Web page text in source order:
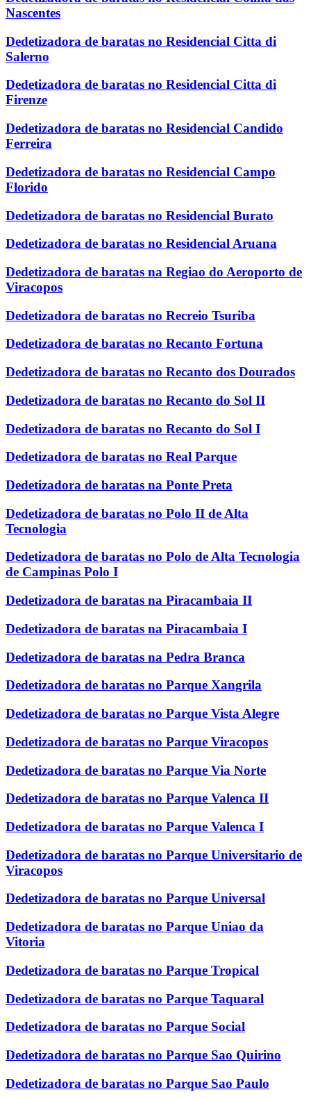
Nascentes
Dedetizadora de baratas no Residencial Citta di
Salerno
Dedetizadora de baratas no Residencial Citta di
Firenze
Dedetizadora de baratas no Residencial Candido
Ferreira
Dedetizadora de baratas no Residencial Campo
Florido
Dedetizadora de baratas no Residencial Burato
Dedetizadora de baratas no Residencial Aruana
Dedetizadora de baratas na Regiao do Aeroporto de
Viracopos
Dedetizadora de baratas no Recreio Tsuriba
Dedetizadora de baratas no Recanto Fortuna
Dedetizadora de baratas no Recanto dos Dourados
Dedetizadora de baratas no Recanto do Sol II
Dedetizadora de baratas no Recanto do Sol I
Dedetizadora de baratas no Real Parque
Dedetizadora de baratas na Ponte Preta
Dedetizadora de baratas no Polo II de Alta
Tecnologia
Dedetizadora de baratas no Polo de Alta Tecnologia
de Campinas Polo I
Dedetizadora de baratas na Piracambaia II
Dedetizadora de baratas na Piracambaia I
Dedetizadora de baratas na Pedra Branca
Dedetizadora de baratas no Parque Xangrila
Dedetizadora de baratas no Parque Vista Alegre
Dedetizadora de baratas no Parque Viracopos
Dedetizadora de baratas no Parque Via Norte
Dedetizadora de baratas no Parque Valenca II
Dedetizadora de baratas no Parque Valenca I
Dedetizadora de baratas no Parque Universitario de
Viracopos
Dedetizadora de baratas no Parque Universal
Dedetizadora de baratas no Parque Uniao da
Vitoria
Dedetizadora de baratas no Parque Tropical
Dedetizadora de baratas no Parque Taquaral
Dedetizadora de baratas no Parque Social
Dedetizadora de baratas no Parque Sao Quirino
Dedetizadora de baratas no Parque Sao Paulo